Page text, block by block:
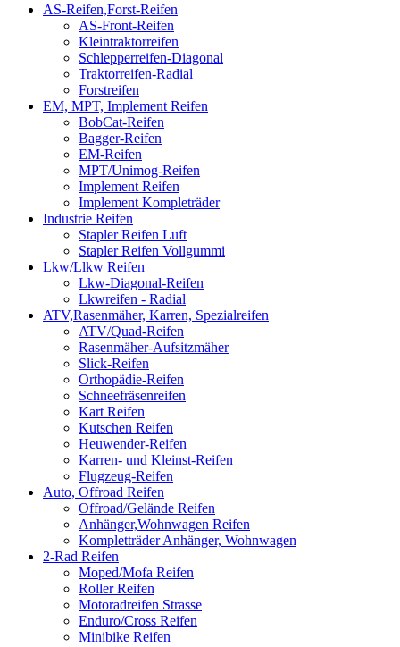
AS-Reifen,Forst-Reifen
AS-Front-Reifen
Kleintraktorreifen
Schlepperreifen-Diagonal
Traktorreifen-Radial
Forstreifen
EM, MPT, Implement Reifen
BobCat-Reifen
Bagger-Reifen
EM-Reifen
MPT/Unimog-Reifen
Implement Reifen
Implement Kompleträder
Industrie Reifen
Stapler Reifen Luft
Stapler Reifen Vollgummi
Lkw/Llkw Reifen
Lkw-Diagonal-Reifen
Lkwreifen - Radial
ATV,Rasenmäher, Karren, Spezialreifen
ATV/Quad-Reifen
Rasenmäher-Aufsitzmäher
Slick-Reifen
Orthopädie-Reifen
Schneefräsenreifen
Kart Reifen
Kutschen Reifen
Heuwender-Reifen
Karren- und Kleinst-Reifen
Flugzeug-Reifen
Auto, Offroad Reifen
Offroad/Gelände Reifen
Anhänger,Wohnwagen Reifen
Kompletträder Anhänger, Wohnwagen
2-Rad Reifen
Moped/Mofa Reifen
Roller Reifen
Motoradreifen Strasse
Enduro/Cross Reifen
Minibike Reifen